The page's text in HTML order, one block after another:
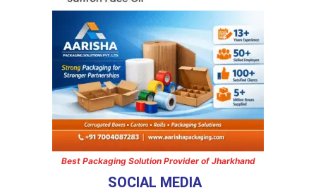
Best Packaging Solution Provider of Jharkhand
SOCIAL MEDIA